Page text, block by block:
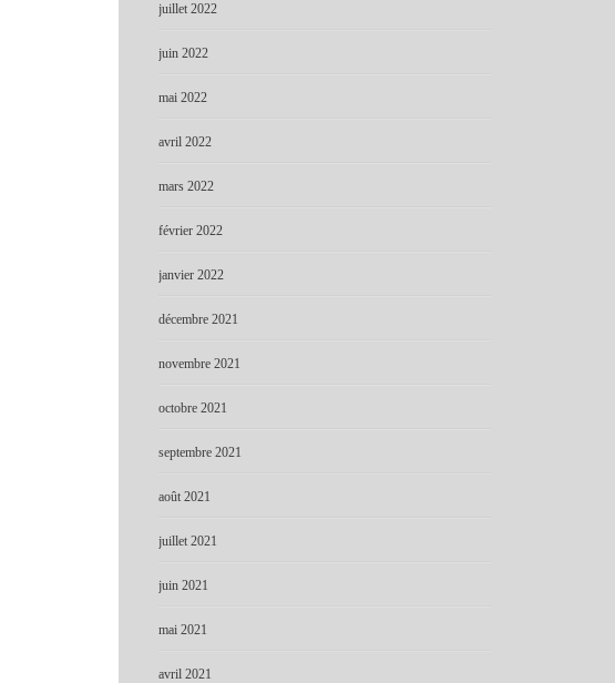
juillet 2022
juin 2022
mai 2022
avril 2022
mars 2022
février 2022
janvier 2022
décembre 2021
novembre 2021
octobre 2021
septembre 2021
août 2021
juillet 2021
juin 2021
mai 2021
avril 2021